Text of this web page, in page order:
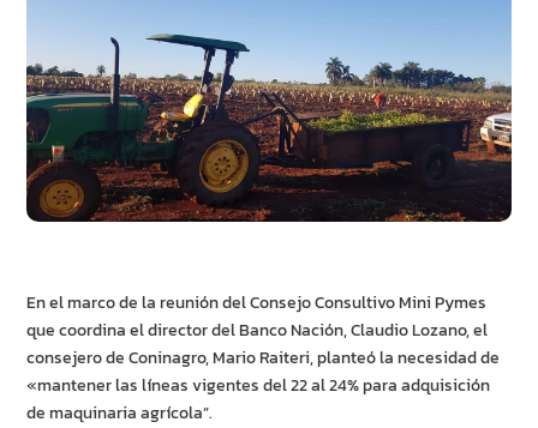
En el marco de la reunión del Consejo Consultivo Mini Pymes
que coordina el director del Banco Nación, Claudio Lozano, el
consejero de Coninagro, Mario Raiteri, planteó la necesidad de
«mantener las líneas vigentes del 22 al 24% para adquisición
de maquinaria agrícola”.